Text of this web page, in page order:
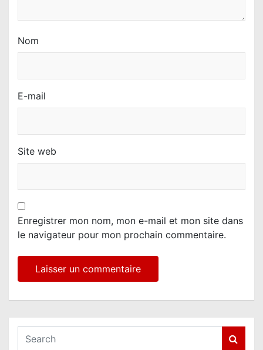
Nom
E-mail
Site web
Enregistrer mon nom, mon e-mail et mon site dans
le navigateur pour mon prochain commentaire.